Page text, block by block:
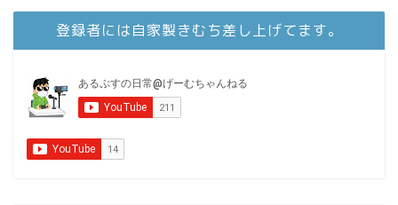
登録者には自家製きむち差し上げてます。